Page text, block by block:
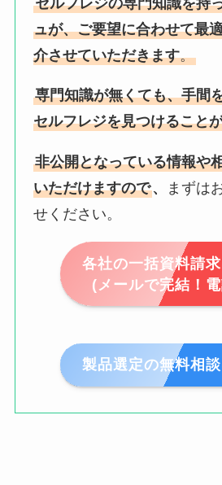
ュが、ご要望に合わせて最
介させていただきます。
専門知識が無くても、手間
セルフレジを見つけること
非公開となっている情報や
いただけますので、
まずは
せください。
各社の一括資料請
(メールで完結！
製品選定の無料相